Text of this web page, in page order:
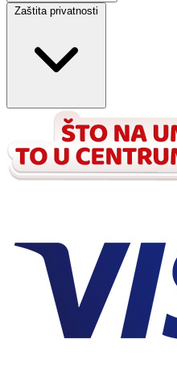
Zaštita privatnosti